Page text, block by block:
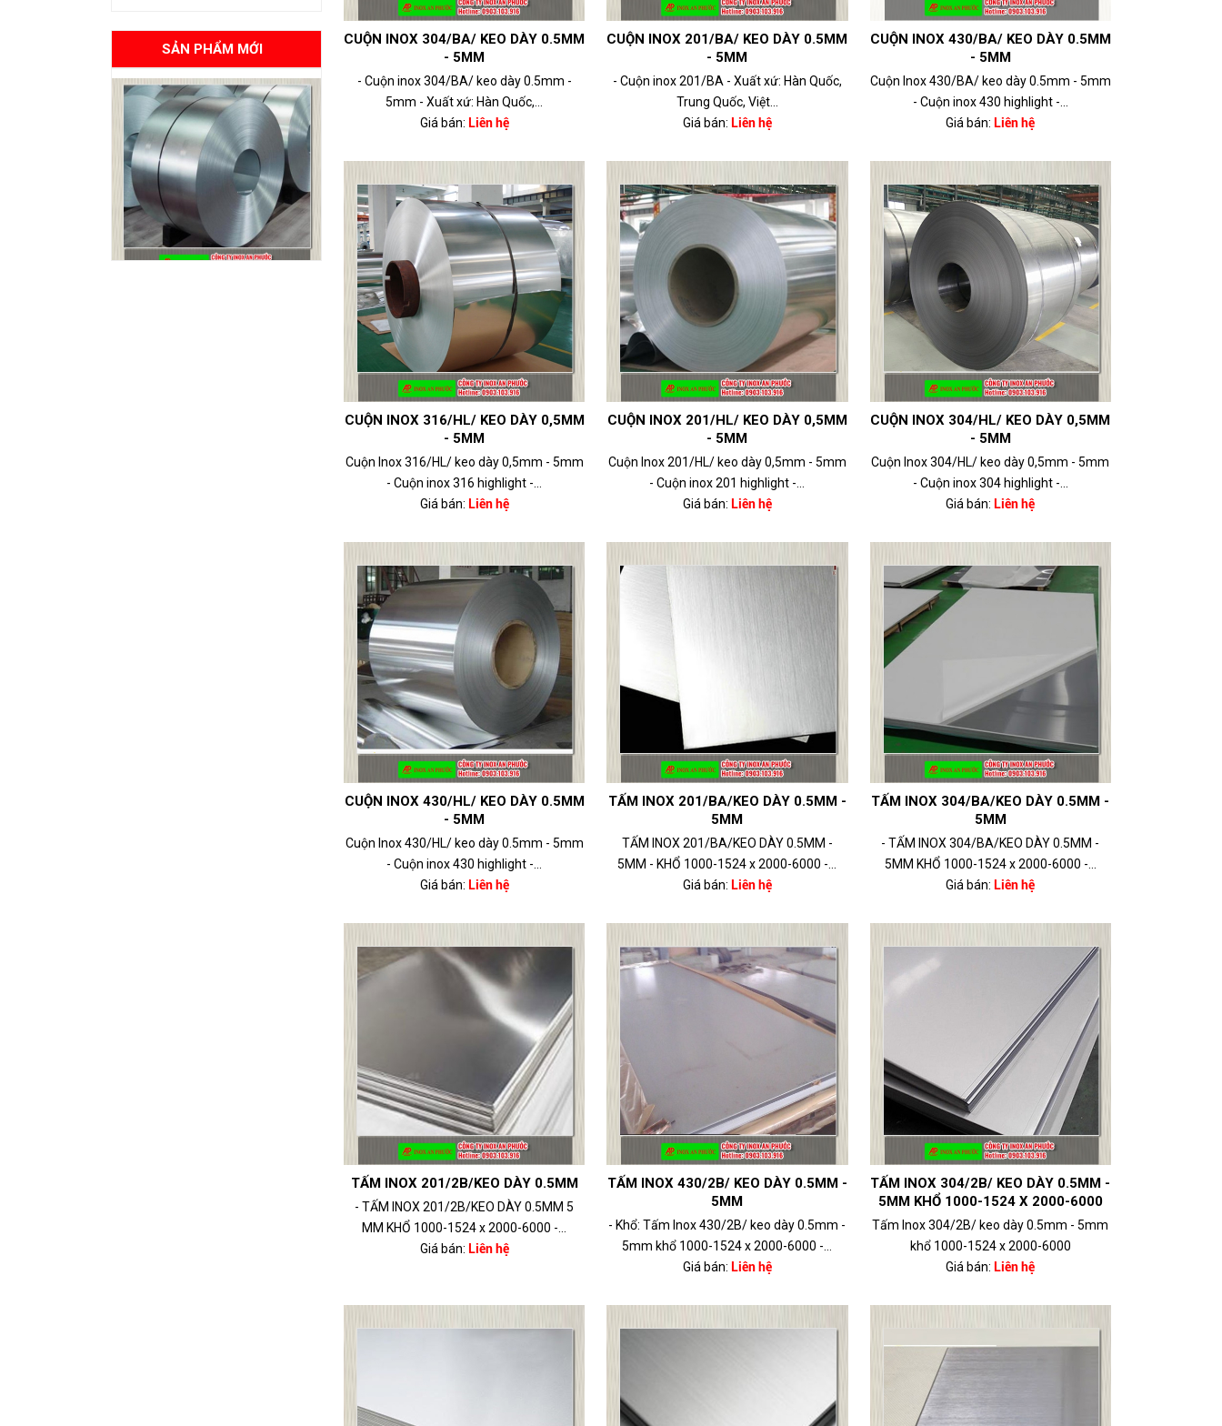
SẢN PHẨM MỚI
CUỘN INOX 304/BA/ KEO DÀY 0.5MM
- 5MM
- Cuộn inox 304/BA/ keo dày 0.5mm -
5mm - Xuất xứ: Hàn Quốc,...
Giá bán: Liên hệ
CUỘN INOX 201/BA/ KEO DÀY 0.5MM
- 5MM
- Cuộn inox 201/BA - Xuất xứ: Hàn Quốc,
Trung Quốc, Việt...
Giá bán: Liên hệ
CUỘN INOX 430/BA/ KEO DÀY 0.5MM
- 5MM
Cuộn Inox 430/BA/ keo dày 0.5mm - 5mm
- Cuộn inox 430 highlight -...
Giá bán: Liên hệ
CUỘN INOX 316/HL/ KEO DÀY 0,5MM
- 5MM
Cuộn Inox 316/HL/ keo dày 0,5mm - 5mm
- Cuộn inox 316 highlight -...
Giá bán: Liên hệ
CUỘN INOX 201/HL/ KEO DÀY 0,5MM
- 5MM
Cuộn Inox 201/HL/ keo dày 0,5mm - 5mm
- Cuộn inox 201 highlight -...
Giá bán: Liên hệ
CUỘN INOX 304/HL/ KEO DÀY 0,5MM
- 5MM
Cuộn Inox 304/HL/ keo dày 0,5mm - 5mm
- Cuộn inox 304 highlight -...
Giá bán: Liên hệ
CUỘN INOX 430/HL/ KEO DÀY 0.5MM
- 5MM
Cuộn Inox 430/HL/ keo dày 0.5mm - 5mm
- Cuộn inox 430 highlight -...
Giá bán: Liên hệ
TẤM INOX 201/BA/KEO DÀY 0.5MM -
5MM
TẤM INOX 201/BA/KEO DÀY 0.5MM -
5MM - KHỔ 1000-1524 x 2000-6000 -...
Giá bán: Liên hệ
TẤM INOX 304/BA/KEO DÀY 0.5MM -
5MM
- TẤM INOX 304/BA/KEO DÀY 0.5MM -
5MM KHỔ 1000-1524 x 2000-6000 -...
Giá bán: Liên hệ
TẤM INOX 201/2B/KEO DÀY 0.5MM
- TẤM INOX 201/2B/KEO DÀY 0.5MM 5
MM KHỔ 1000-1524 x 2000-6000 -...
Giá bán: Liên hệ
TẤM INOX 430/2B/ KEO DÀY 0.5MM -
5MM
- Khổ: Tấm Inox 430/2B/ keo dày 0.5mm -
5mm khổ 1000-1524 x 2000-6000 -...
Giá bán: Liên hệ
TẤM INOX 304/2B/ KEO DÀY 0.5MM -
5MM KHỔ 1000-1524 X 2000-6000
Tấm Inox 304/2B/ keo dày 0.5mm - 5mm
khổ 1000-1524 x 2000-6000
Giá bán: Liên hệ